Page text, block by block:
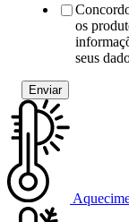
os
seus